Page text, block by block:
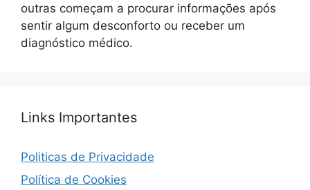
outras começam a procurar informações após
sentir algum desconforto ou receber um
diagnóstico médico.
Links Importantes
Politicas de Privacidade
Política de Cookies